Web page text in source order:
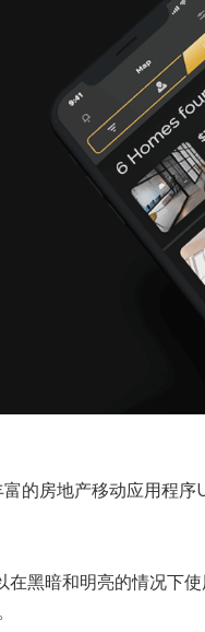
的房地产移动应用程
黑暗和明亮的情况下